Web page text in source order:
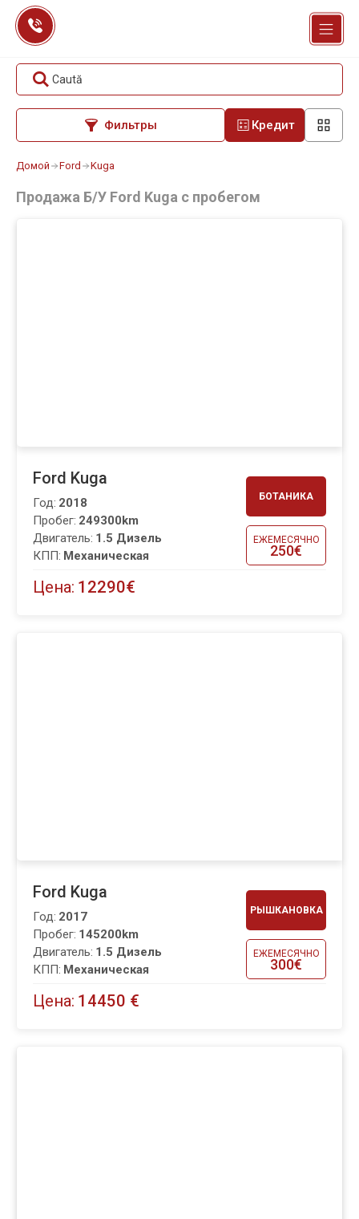
Перейти
содержанию
Caută
Фильтры Кредит
Домой Ford Kuga
Продажа Б/У Ford Kuga с пробегом
БОТАНИКА
ЕЖЕМЕСЯЧНО
250€
Ford Kuga
Пробег: 249300km
Год: 2018
Двигатель: 1.5 Дизель
КПП: Механическая
Цена: 12290€
РЫШКАНОВКА
ЕЖЕМЕСЯЧНО
300€
Ford Kuga
Пробег: 145200km
Год: 2017
Двигатель: 1.5 Дизель
КПП: Механическая
Цена: 14450 €